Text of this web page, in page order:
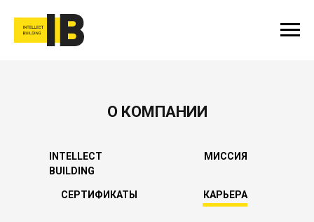
О КОМПАНИИ
INTELLECT
BUILDING
СЕРТИФИКАТЫ
МИССИЯ
КАРЬЕРА